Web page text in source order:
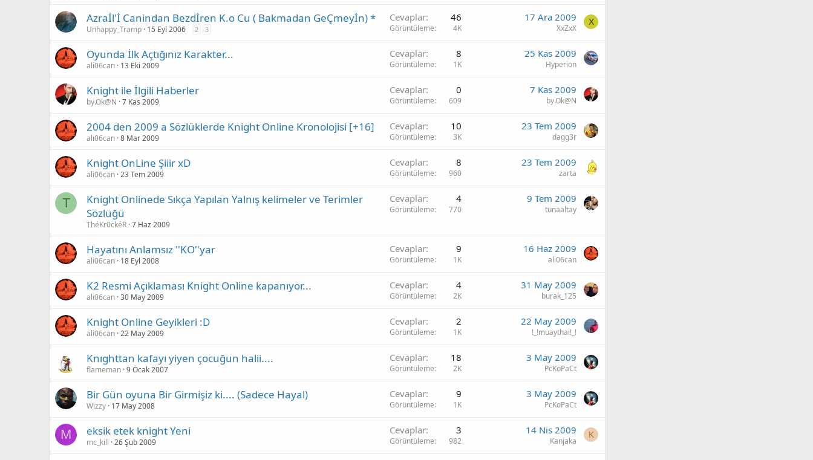
Azraİl'İ Canindan Bezdİren K.o Cu ( Bakmadan GeÇmeyİn) *
Unhappy_Tramp 15 Eyl 2006 2 3
Cevaplar 46
Görüntüleme 4K
17 Ara 2009
XxZxX
X
Oyunda İlk Açtığınız Karakter...
ali06can 13 Eki 2009
Cevaplar 8
Görüntüleme 1K
25 Kas 2009
Hyperion
Knight ile İlgili Haberler
by.Ok@N 7 Kas 2009
Cevaplar 0
Görüntüleme 609
7 Kas 2009
by.Ok@N
2004 den 2009 a Sözlüklerde Knight Online Kronolojisi [+16]
ali06can 8 Mar 2009
Cevaplar 10
Görüntüleme 3K
23 Tem 2009
dagg3r
Knight OnLine Şiiir xD
ali06can 23 Tem 2009
Cevaplar 8
Görüntüleme 960
23 Tem 2009
zarta
T
Knight Onlinede Sıkça Yapılan Yalnış kelimeler ve Terimler
Sözlüğü
ThéKr0ckéR 7 Haz 2009
Cevaplar 4
Görüntüleme 770
9 Tem 2009
tunaaltay
Hayatını Anlamsız ''KO''yar
ali06can 18 Eyl 2008
Cevaplar 9
Görüntüleme 1K
16 Haz 2009
ali06can
K2 Resmi Açıklaması Knight Online kapanıyor...
ali06can 30 May 2009
Cevaplar 4
Görüntüleme 2K
31 May 2009
burak_125
Knight Online Geyikleri :D
ali06can 22 May 2009
Cevaplar 2
Görüntüleme 1K
22 May 2009
!_!muaythai!_!
Knıghttan kafayı yiyen çocuğun halii....
flameman 9 Ocak 2007
Cevaplar 18
Görüntüleme 2K
3 May 2009
PcKoPaCt
Bir Gün oyuna Bir Girmişiz ki.... (Sadece Hayal)
Wizzy 17 May 2008
Cevaplar 9
Görüntüleme 1K
3 May 2009
PcKoPaCt
M eksik etek knight Yeni
mc_kill 26 Şub 2009
Cevaplar 3
Görüntüleme 982
14 Nis 2009
Kanjaka
K